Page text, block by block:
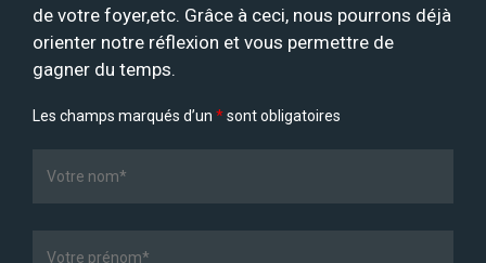
de votre foyer,etc. Grâce à ceci, nous pourrons déjà
orienter notre réflexion et vous permettre de
gagner du temps.
Les champs marqués d’un *sont obligatoires